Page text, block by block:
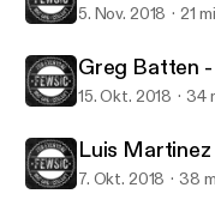
5. Nov. 2018 21
Greg Batten
15. Okt. 2018 34
Luis Martinez
7. Okt. 2018 38